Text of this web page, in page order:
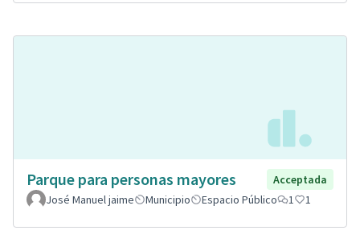
Parque para personas mayores
Acceptada
José Manuel jaime
Municipio Espacio Público 1 1